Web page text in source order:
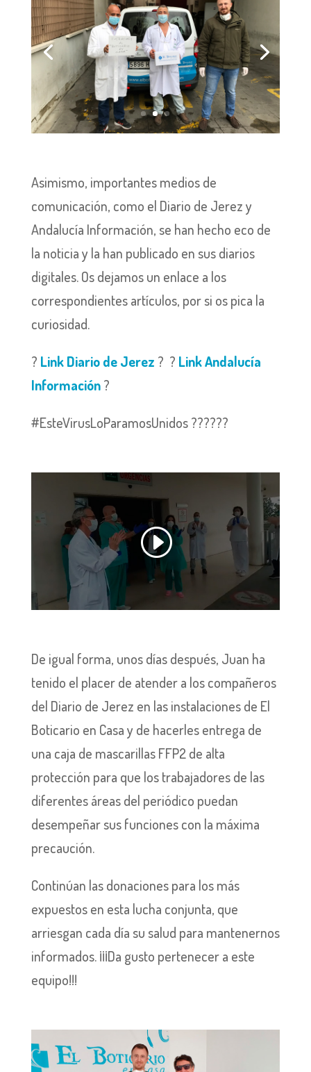
Asimismo, importantes medios de
comunicación, como el Diario de Jerez y
Andalucía Información, se han hecho eco de
la noticia y la han publicado en sus diarios
digitales. Os dejamos un enlace a los
correspondientes artículos, por si os pica la
curiosidad.
? Link Diario de Jerez ? ? Link Andalucía
Información?
#EsteVirusLoParamosUnidos ??????
De igual forma, unos días después, Juan ha
tenido el placer de atender a los compañeros
del Diario de Jerez en las instalaciones de El
Boticario en Casa y de hacerles entrega de
una caja de mascarillas FFP2 de alta
protección para que los trabajadores de las
diferentes áreas del periódico puedan
desempeñar sus funciones con la máxima
precaución.
Continúan las donaciones para los más
expuestos en esta lucha conjunta, que
arriesgan cada día su salud para mantenernos
informados. ¡¡¡Da gusto pertenecer a este
equipo!!!